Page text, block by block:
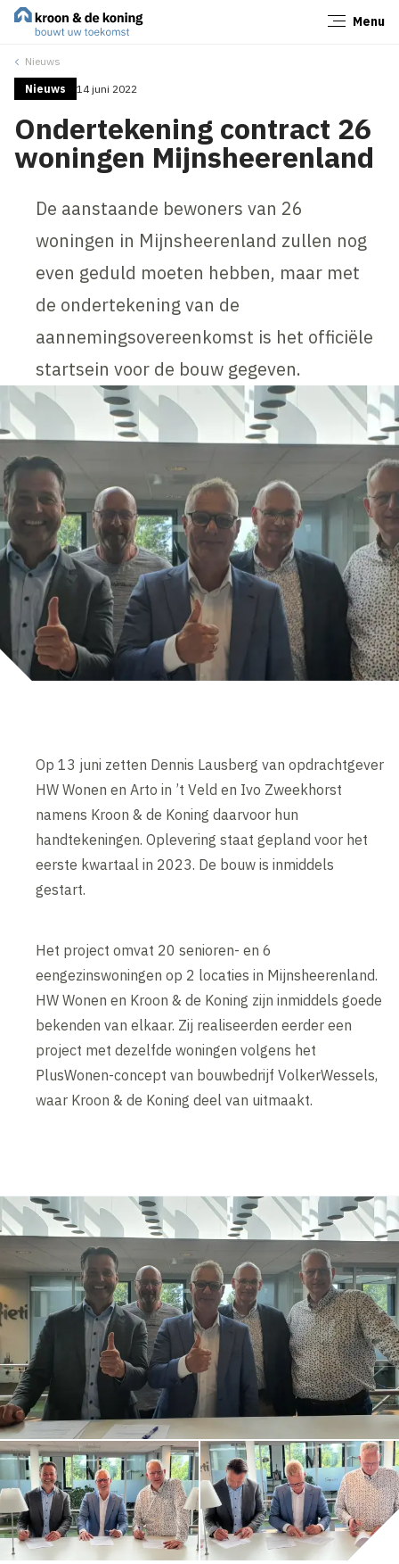
Menu
Nieuws
Nieuws 14 juni 2022
Ondertekening contract 26
woningen Mijnsheerenland
De aanstaande bewoners van 26
woningen in Mijnsheerenland zullen nog
even geduld moeten hebben, maar met
de ondertekening van de
aannemingsovereenkomst is het officiële
startsein voor de bouw gegeven.
Op 13 juni zetten Dennis Lausberg van opdrachtgever
HW Wonen en Arto in ’t Veld en Ivo Zweekhorst
namens Kroon & de Koning daarvoor hun
handtekeningen. Oplevering staat gepland voor het
eerste kwartaal in 2023. De bouw is inmiddels
gestart.
Het project omvat 20 senioren- en 6
eengezinswoningen op 2 locaties in Mijnsheerenland.
HW Wonen en Kroon & de Koning zijn inmiddels goede
bekenden van elkaar. Zij realiseerden eerder een
project met dezelfde woningen volgens het
PlusWonen-concept van bouwbedrijf VolkerWessels,
waar Kroon & de Koning deel van uitmaakt.
Sluiten